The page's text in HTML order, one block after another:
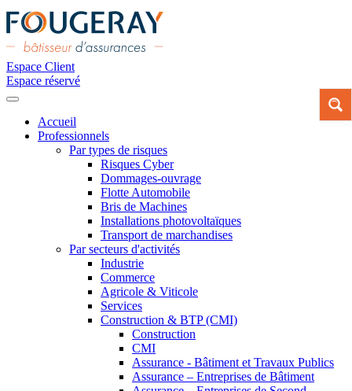
Espace Client
Espace réservé
Accueil
Professionnels
Par types de risques
Risques Cyber
Dommages-ouvrage
Flotte Automobile
Bris de Machines
Installations photovoltaïques
Transport de marchandises
Par secteurs d'activités
Industrie
Commerce
Agricole & Viticole
Services
Construction & BTP (CMI)
Construction
CMI
Assurance - Bâtiment et Travaux Publics
Assurance – Entreprises de Bâtiment